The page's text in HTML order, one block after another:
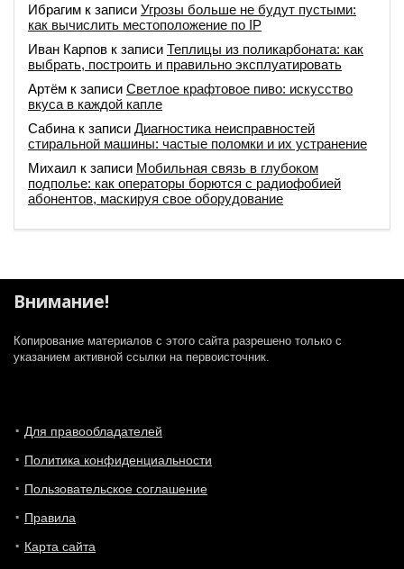
Ибрагим к записи Угрозы больше не будут пустыми:
как вычислить местоположение по IP
Иван Карпов к записи Теплицы из поликарбоната: как
выбрать, построить и правильно эксплуатировать
Артём к записи Светлое крафтовое пиво: искусство
вкуса в каждой капле
Сабина к записи Диагностика неисправностей
стиральной машины: частые поломки и их устранение
Михаил к записи Мобильная связь в глубоком
подполье: как операторы борются с радиофобией
абонентов, маскируя свое оборудование
Внимание!
Копирование материалов с этого сайта разрешено только с
указанием активной ссылки на первоисточник.
Для правообладателей
Политика конфиденциальности
Пользовательское соглашение
Правила
Карта сайта